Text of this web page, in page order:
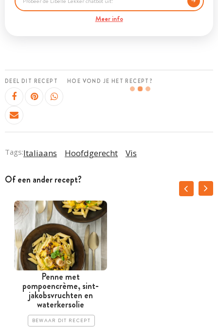
Meer info
DEEL DIT RECEPT HOE VOND JE HET RECEPT?
Tags:Italiaans Hoofdgerecht Vis
Of een ander recept?
Penne met
pompoencrème, sint-
jakobsvruchten en
waterkersolie
BEWAAR DIT RECEPT